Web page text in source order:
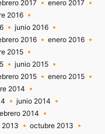
2017
enero 2017
2016
junio 2016
2016
enero 2016
2015
junio 2015
2015
enero 2015
2014
junio 2014
2014
2013
octubre 2013